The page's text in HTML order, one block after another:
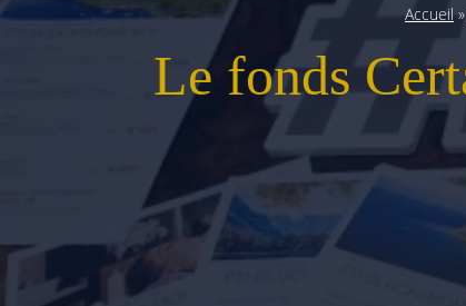
Accueil »
Le fonds